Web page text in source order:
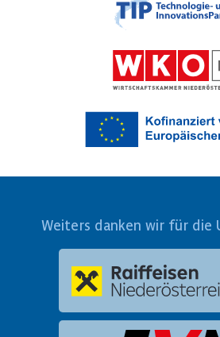
Weiters danken wir für die